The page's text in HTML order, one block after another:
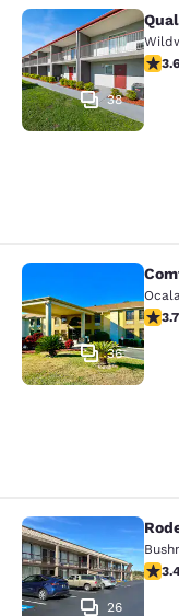
Quality
38
3.58-
3.6
Comfort
36
3.73-
3.7
Rodeway
26
3.37-